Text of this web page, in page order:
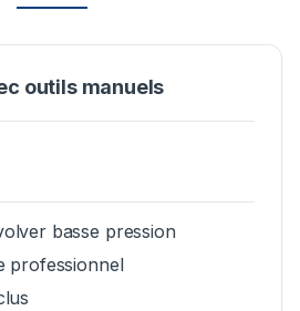
outils manuels
basse pression
professionnel